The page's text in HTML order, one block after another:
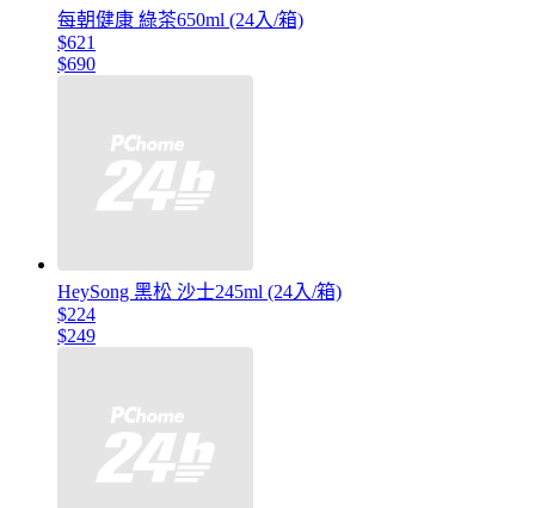
每朝健康 綠茶650ml (24入/箱)
$621
$690
HeySong 黑松 沙士245ml (24入/箱)
$224
$249